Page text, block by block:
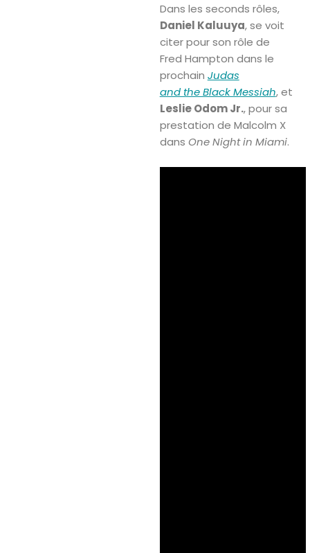
Dans les seconds rôles,
Daniel Kaluuya, se voit
citer pour son rôle de
Fred Hampton dans le
prochain Judas
and the Black Messiah, et
Leslie Odom Jr., pour sa
prestation de Malcolm X
dans One Night in Miami.